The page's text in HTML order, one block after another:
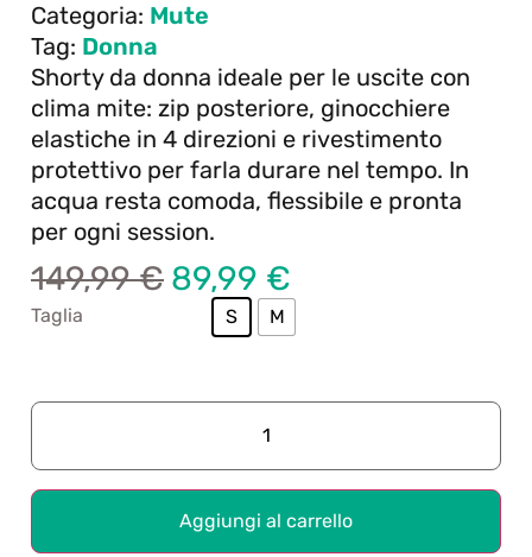
Categoria: Mute
Tag: Donna
Shorty da donna ideale per le uscite con
clima mite: zip posteriore, ginocchiere
elastiche in 4 direzioni e rivestimento
protettivo per farla durare nel tempo. In
acqua resta comoda, flessibile e pronta
per ogni session.
149,99€ 89,99 €
Taglia S M
Aggiungi al carrello